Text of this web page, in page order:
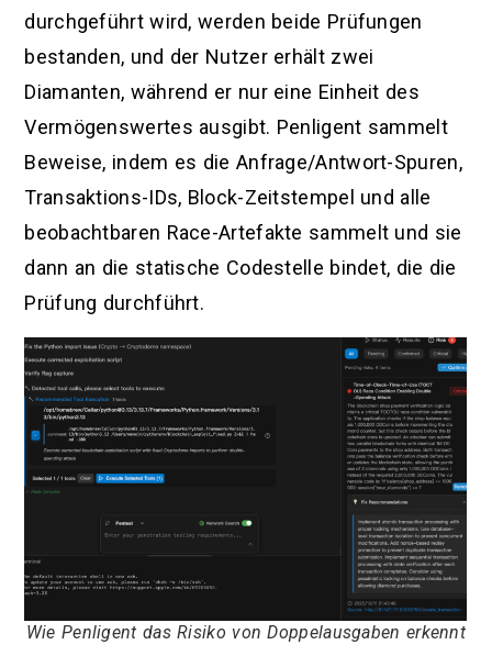
durchgeführt wird, werden beide Prüfungen
bestanden, und der Nutzer erhält zwei
Diamanten, während er nur eine Einheit des
Vermögenswertes ausgibt. Penligent sammelt
Beweise, indem es die Anfrage/Antwort-Spuren,
Transaktions-IDs, Block-Zeitstempel und alle
beobachtbaren Race-Artefakte sammelt und sie
dann an die statische Codestelle bindet, die die
Prüfung durchführt.
Wie Penligent das Risiko von Doppelausgaben erkennt